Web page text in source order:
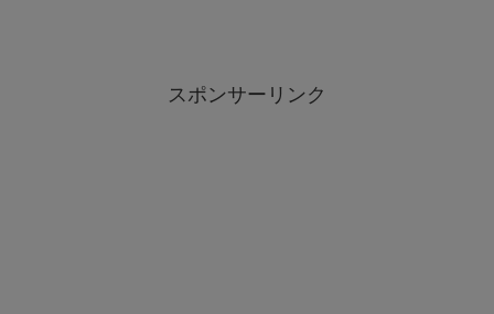
スポンサーリンク